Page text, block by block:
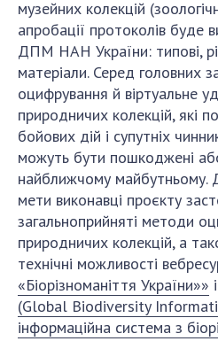
МЕДІА ПРО НАС
АКАДЕМІЯ КОМЕНТУЄ
КОНТАКТИ
ПРОФСПІЛКА НАН
КАБІНЕТ
музейних колекцій
апробації протоколів буде
ДПМ НАН України: типові,
матеріали. Серед головних
оцифрування й віртуальне
природничих колекцій, які
бойових дій і супутніх
можуть бути пошкоджені
найближчому майбутньому.
мети виконавці проєкту
загальноприйняті методи
природничих колекцій, а
технічні можливості
«Біорізноманіття України»» і
(Global Biodiversity
інформаційна система з